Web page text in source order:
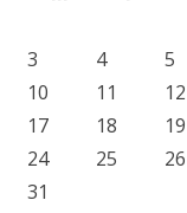
3
4 5
10
11 12
17
18 19
24
25 26
31